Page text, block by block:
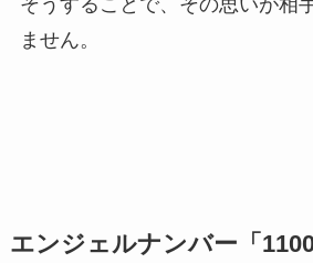
そうすることで、その思いが相
ません。
エンジェルナンバー「